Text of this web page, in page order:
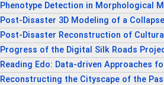
Phenotype Detection in Morphological
Post-Disaster 3D Modeling of a
Post-Disaster Reconstruction of
Progress of the Digital Silk Roads
Reading Edo: Data-driven Approaches
Reconstructing the Cityscape of the